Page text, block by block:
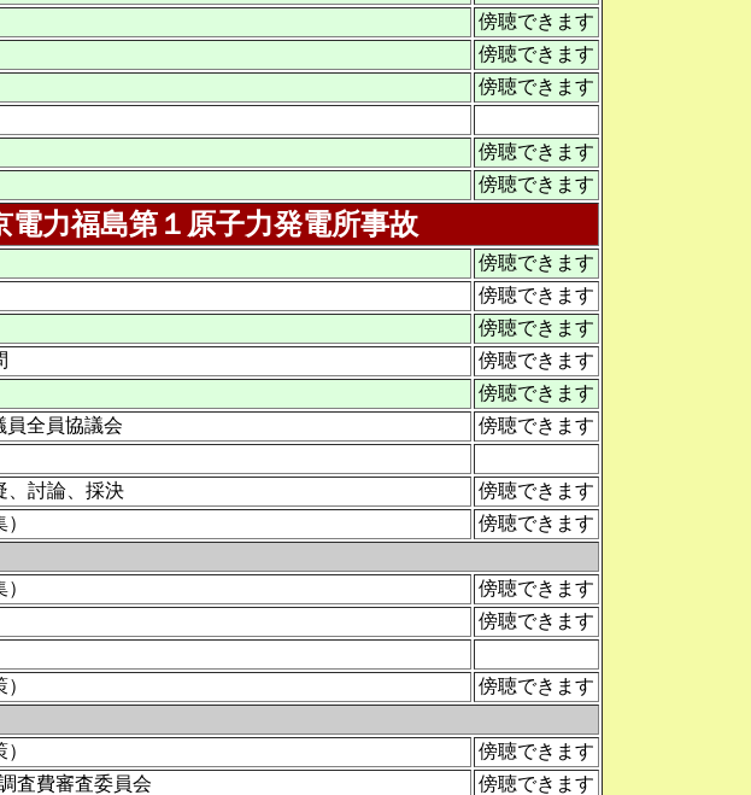
傍聴できます
傍聴できます
傍聴できます
傍聴できます
傍聴できます
力福島第１原子力発電所事故
傍聴できます
傍聴できます
傍聴できます
傍聴できます
傍聴できます
員全員協議会
傍聴できます
、討論、採決
傍聴できます
傍聴できます
傍聴できます
傍聴できます
傍聴できます
傍聴できます
査費審査委員会
傍聴できます